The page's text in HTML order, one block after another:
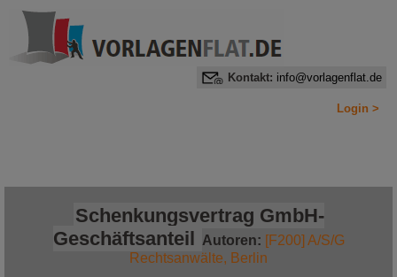
Kontakt: info@vorlagenflat.de
Login >
Schenkungsvertrag GmbH-
Geschäftsanteil Autoren: [F200] A/S/G
Rechtsanwälte, Berlin